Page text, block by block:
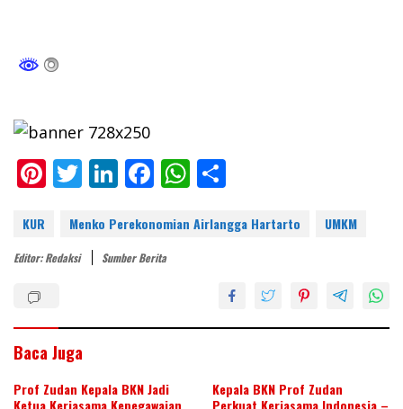
Pi
er
e
T
itt
er
Li
k
e
n
F
e
b
o
W
at
p
ar
KUR Menko Perekonomian Airlangga Hartarto UMKM
Editor: Redaksi Sumber Berita
Baca Juga
Prof Zudan Kepala BKN Jadi
Kepala BKN Prof Zudan